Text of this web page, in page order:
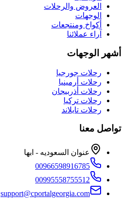
العروض والرحلات
الوجهات
أكواخ ومنتجعات
آراء عملائنا
أشهر الوجهات
رحلات جورجيا
رحلات أرمينيا
رحلات أذربيجان
رحلات تركيا
رحلات تايلاند
تواصل معنا
عنوان السعوديه - ابها
00966598916785
00995558755512
support@cportalgeorgia.com